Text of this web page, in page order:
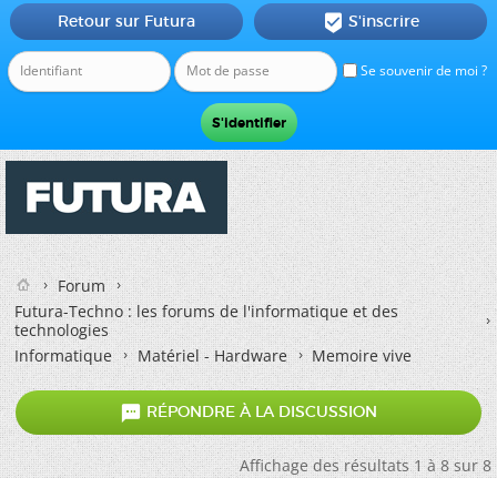
Se souvenir de moi ?
Retour sur Futura  S'inscrire
Forum
Futura-Techno : les forums de l'informatique et des
technologies
Informatique
Matériel - Hardware Memoire vive
 RÉPONDRE À LA DISCUSSION
Affichage des résultats 1 à 8 sur 8